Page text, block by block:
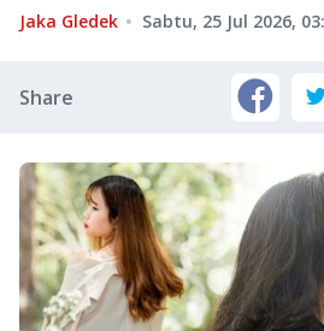
Jaka Gledek Sabtu, 25 Jul 2026,
Share